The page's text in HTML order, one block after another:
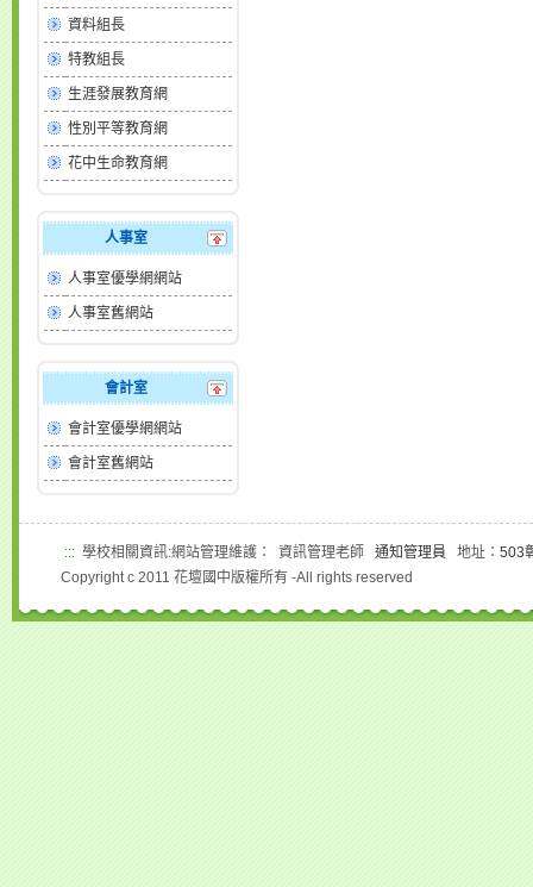
資料組長
特教組長
生涯發展教育網
性別平等教育網
花中生命教育網
人事室
人事室優學網網站
人事室舊網站
會計室
會計室優學網網站
會計室舊網站
::: 學校相關資訊:網站管理維護： 資訊管理老師 通知管理員 地址： 503
Copyright c 2011 花壇國中版權所有 -All rights reserved